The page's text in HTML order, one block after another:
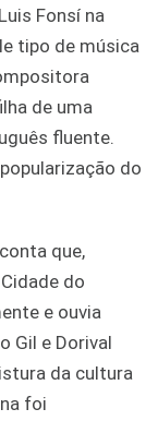
Fonsí na
tipo de música
de uma
fluente.
do
que,
do
e ouvia
Gil e Dorival
da cultura
foi